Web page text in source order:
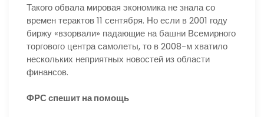
Такого обвала мировая экономика не знала со
времен терактов 11 сентября. Но если в 2001 году
биржу «взорвали» падающие на башни Всемирного
торгового центра самолеты, то в 2008-м хватило
нескольких неприятных новостей из области
финансов.
ФРС спешит на помощь